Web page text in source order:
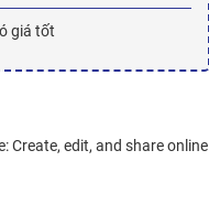
giá tốt
Create, edit, and share online